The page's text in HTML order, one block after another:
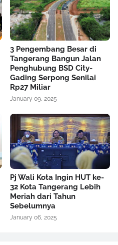
3 Pengembang Besar di
Tangerang Bangun Jalan
Penghubung BSD City-
Gading Serpong Senilai
Rp27 Miliar
January 09, 2025
Pj Wali Kota Ingin HUT ke-
32 Kota Tangerang Lebih
Meriah dari Tahun
Sebelumnya
January 06, 2025